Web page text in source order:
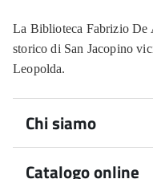
La Biblioteca Fabrizio De
storico di San Jacopino
Leopolda.
Chi siamo
Una Biblioteca per
Catalogo online